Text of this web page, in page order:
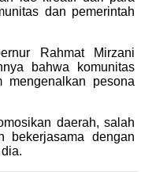
dan pemerintah
Rahmat Mirzani
bahwa komunitas
mengenalkan pesona
daerah, salah
dengan